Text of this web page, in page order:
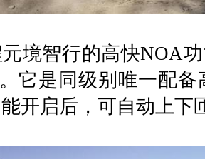
境智行的高快NOA
它是同级别唯一配备
开启后，可自动上下